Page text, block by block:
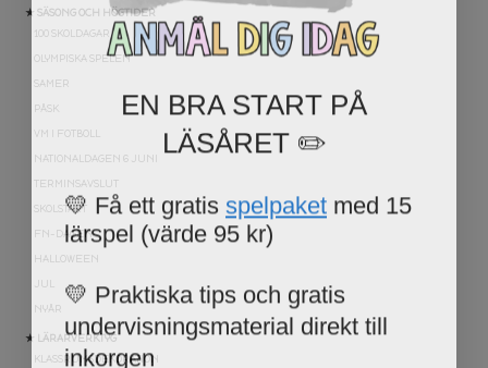
★ SÄSONG OCH HÖGTIDER
100 SKOLDAGAR
OLYMPISKA SPELEN
SAMER
PÅSK
VM I FOTBOLL
NATIONALDAGEN 6 JUNI
TERMINSAVSLUT
SKOLSTART
FN-DAGEN
HALLOWEEN
JUL
NYÅR
★ LÄRARVERKTYG
KLASSRUMSDEKORATION
EN BRA START PÅ
LÄSÅRET ✏️
💛 Få ett gratis spelpaket med 15
lärspel (värde 95 kr)
💛 Praktiska tips och gratis
undervisningsmaterial direkt till
inkorgen